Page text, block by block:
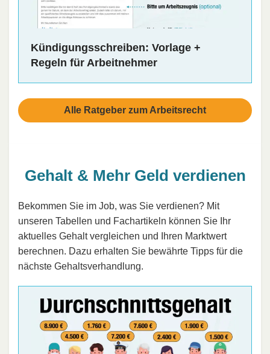
Kündigungsschreiben: Vorlage +
Regeln für Arbeitnehmer
Alle Ratgeber zum Arbeitsrecht
Gehalt & Mehr Geld verdienen
Bekommen Sie im Job, was Sie verdienen? Mit
unseren Tabellen und Fachartikeln können Sie Ihr
aktuelles Gehalt vergleichen und Ihren Marktwert
berechnen. Dazu erhalten Sie bewährte Tipps für die
nächste Gehaltsverhandlung.